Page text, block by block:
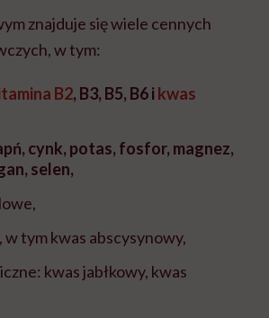
znajduje się wiele cennych
w tym:
B2, B3, B5, B6 i kwas
cynk, potas, fosfor, magnez,
selen,
tym kwas abscysynowy,
kwas jabłkowy, kwas